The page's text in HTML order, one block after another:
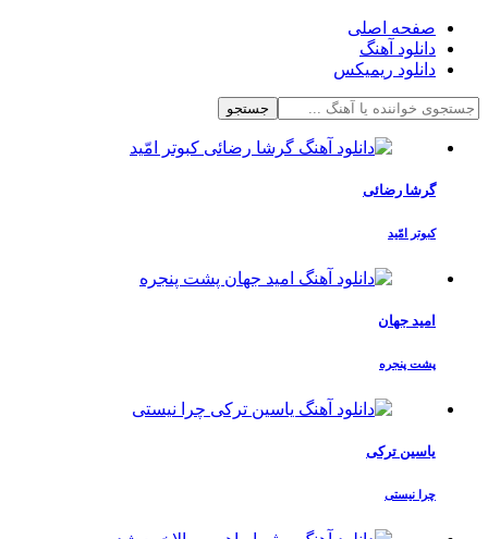
صفحه اصلی
دانلود آهنگ
دانلود ریمیکس
جستجو
گرشا رضائی
کبوتر امّید
امید جهان
پشت پنجره
یاسین ترکی
چرا نیستی